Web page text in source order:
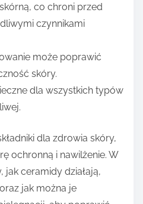
co chroni przed
czynnikami
może poprawić
skóry.
dla wszystkich typów
dla zdrowia skóry,
ochronną i nawilżenie. W
ceramidy działają,
jak można je